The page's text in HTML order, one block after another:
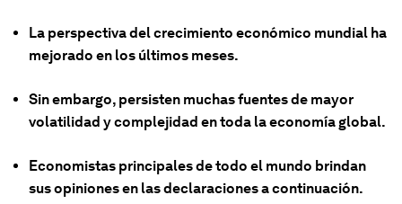
La perspectiva del crecimiento económico mundial ha
mejorado en los últimos meses.
Sin embargo, persisten muchas fuentes de mayor
volatilidad y complejidad en toda la economía global.
Economistas principales de todo el mundo brindan
sus opiniones en las declaraciones a continuación.